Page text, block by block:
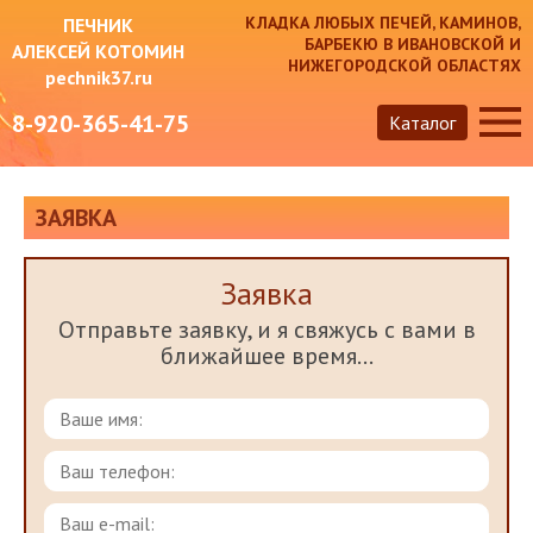
ПЕЧНИК
АЛЕКСЕЙ КОТОМИН
pechnik37.ru
КЛАДКА ЛЮБЫХ ПЕЧЕЙ, КАМИНОВ,
БАРБЕКЮ В ИВАНОВСКОЙ И
НИЖЕГОРОДСКОЙ ОБЛАСТЯХ
8-920-365-41-75 Каталог
ЗАЯВКА
Заявка
Отправьте заявку, и я свяжусь с вами в
ближайшее время...